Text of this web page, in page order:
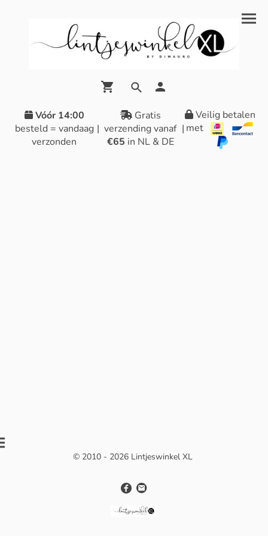
Vóór 14:00
besteld = vandaag
verzonden
|
Gratis
verzending vanaf
€65 in NL & DE
|
Veilig betalen
met
© 2010 - 2026 Lintjeswinkel XL